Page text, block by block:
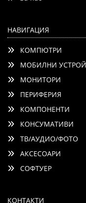
НАВИГАЦИЯ
КОМПЮТРИ
МОБИЛНИ
МОНИТОРИ
ПЕРИФЕРИЯ
КОМПОНЕНТИ
КОНСУМАТИВИ
ТВ/АУДИО/ФОТО
АКСЕСОАРИ
СОФТУЕР
КОНТАКТИ